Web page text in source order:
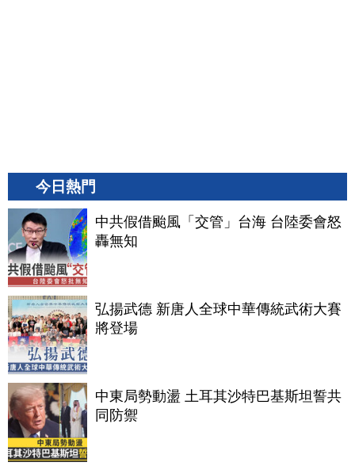
今日熱門
中共假借颱風「交管」台海 台陸委會怒
轟無知
弘揚武德 新唐人全球中華傳統武術大賽
將登場
中東局勢動盪 土耳其沙特巴基斯坦誓共
同防禦